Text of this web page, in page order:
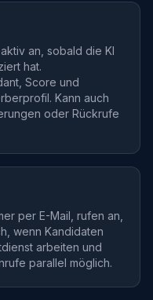
an, sobald die KI
hat.
Score und
Kann auch
oder Rückrufe
per E-Mail, rufen an,
wenn Kandidaten
arbeiten und
parallel möglich.